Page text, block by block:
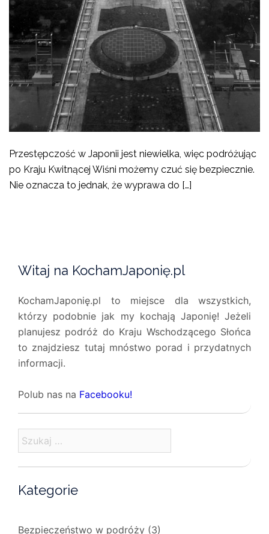
Przestępczość w Japonii jest niewielka, więc podróżując
po Kraju Kwitnącej Wiśni możemy czuć się bezpiecznie.
Nie oznacza to jednak, że wyprawa do […]
Witaj na KochamJaponię.pl
KochamJaponię.pl to miejsce dla wszystkich,
którzy podobnie jak my kochają Japonię! Jeżeli
planujesz podróż do Kraju Wschodzącego Słońca
to znajdziesz tutaj mnóstwo porad i przydatnych
informacji.
Polub nas na Facebooku!
Szukaj:
Kategorie
Bezpieczeństwo w podróży (3)